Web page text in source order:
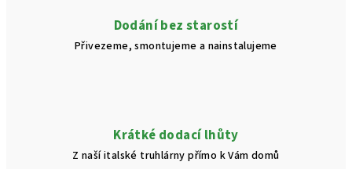
Dodání bez starostí
Přivezeme, smontujeme a nainstalujeme
Krátké dodací lhůty
Z naší italské truhlárny přímo k Vám domů